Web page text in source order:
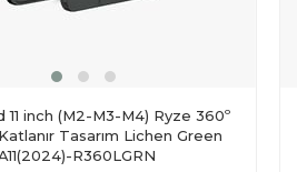
11 inch (M2-M3-M4) Ryze 360º
Katlanır Tasarım Lichen Green
R360LGRN